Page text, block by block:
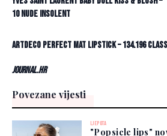
10 Nude Insolent
Artdeco Perfect Mat Lipstick – 134.196
Journal.hr
Povezane vijesti
LJEPOTA
"Popsicle lips"